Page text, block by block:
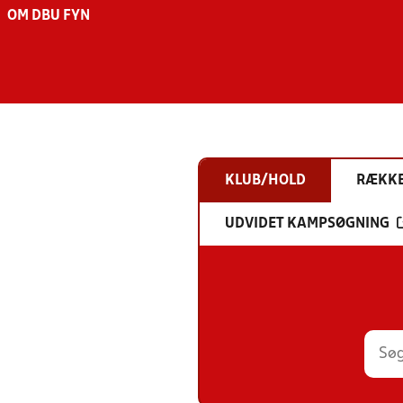
OM DBU FYN
KLUB/HOLD
UDVIDET KAMPSØGNING